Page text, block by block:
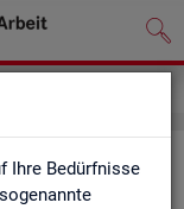
Ihre Bedürfnisse